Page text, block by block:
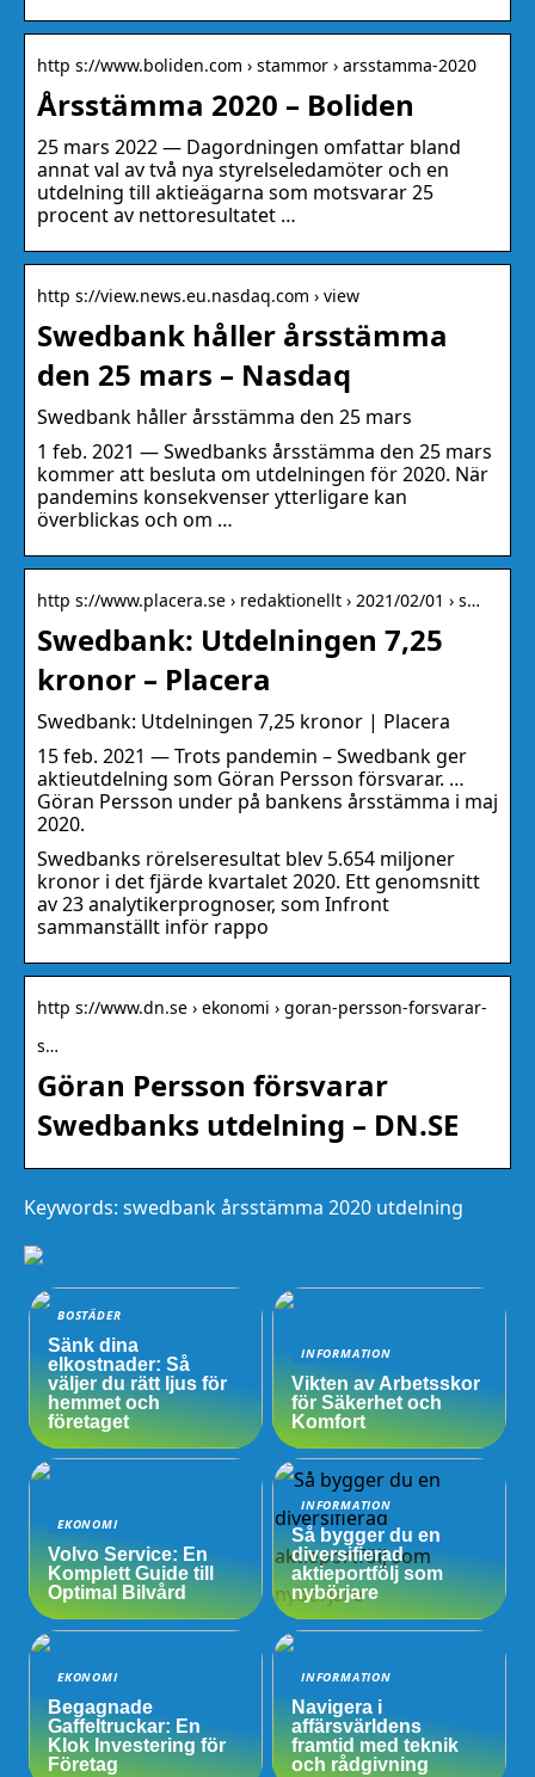
http s://www.boliden.com › stammor › arsstamma-2020
Årsstämma 2020 – Boliden
25 mars 2022 — Dagordningen omfattar bland
annat val av två nya styrelseledamöter och en
utdelning till aktieägarna som motsvarar 25
procent av nettoresultatet …
http s://view.news.eu.nasdaq.com › view
Swedbank håller årsstämma
den 25 mars – Nasdaq
Swedbank håller årsstämma den 25 mars
1 feb. 2021 — Swedbanks årsstämma den 25 mars
kommer att besluta om utdelningen för 2020. När
pandemins konsekvenser ytterligare kan
överblickas och om …
http s://www.placera.se › redaktionellt › 2021/02/01 › s…
Swedbank: Utdelningen 7,25
kronor – Placera
Swedbank: Utdelningen 7,25 kronor | Placera
15 feb. 2021 — Trots pandemin – Swedbank ger
aktieutdelning som Göran Persson försvarar. …
Göran Persson under på bankens årsstämma i maj
2020.
Swedbanks rörelseresultat blev 5.654 miljoner
kronor i det fjärde kvartalet 2020. Ett genomsnitt
av 23 analytikerprognoser, som Infront
sammanställt inför rappo
http s://www.dn.se › ekonomi › goran-persson-forsvarar-
s…
Göran Persson försvarar
Swedbanks utdelning – DN.SE
Keywords: swedbank årsstämma 2020 utdelning
BOSTÄDER
Sänk dina
elkostnader: Så
väljer du rätt ljus för
hemmet och
företaget
INFORMATION
Vikten av Arbetsskor
för Säkerhet och
Komfort
EKONOMI
Volvo Service: En
Komplett Guide till
Optimal Bilvård
INFORMATION
Så bygger du en
diversifierad
aktieportfölj som
nybörjare
EKONOMI
Begagnade
Gaffeltruckar: En
Klok Investering för
Företag
INFORMATION
Navigera i
affärsvärldens
framtid med teknik
och rådgivning